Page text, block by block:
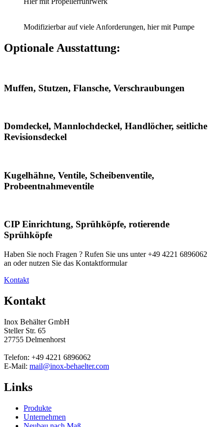
Modifizierbar auf viele Anforderungen, hier mit Pumpe
Optionale Ausstattung:
Muffen, Stutzen, Flansche, Verschraubungen
Domdeckel, Mannlochdeckel, Handlöcher, seitliche
Revisionsdeckel
Kugelhähne, Ventile, Scheibenventile,
Probeentnahmeventile
CIP Einrichtung, Sprühköpfe, rotierende
Sprühköpfe
Haben Sie noch Fragen ? Rufen Sie uns unter +49 4221 6896062
an oder nutzen Sie das Kontaktformular
Kontakt
Kontakt
Inox Behälter GmbH
Steller Str. 65
27755 Delmenhorst
Telefon: +49 4221 6896062
E-Mail: mail@inox-behaelter.com
Links
Produkte
Unternehmen